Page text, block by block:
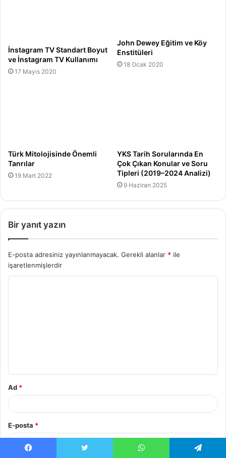
İnstagram TV Standart Boyut
ve İnstagram TV Kullanımı
17 Mayıs 2020
John Dewey Eğitim ve Köy
Enstitüleri
18 Ocak 2020
Türk Mitolojisinde Önemli
Tanrılar
19 Mart 2022
YKS Tarih Sorularında En
Çok Çıkan Konular ve Soru
Tipleri (2019–2024 Analizi)
9 Haziran 2025
Bir yanıt yazın
E-posta adresiniz yayınlanmayacak. Gerekli alanlar * ile
işaretlenmişlerdir
Ad *
E-posta *